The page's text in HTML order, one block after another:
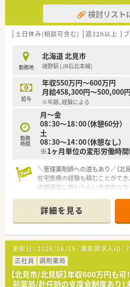
【企業紹介】
■市内に4店舗を運営する調剤薬
け薬剤師として活躍しませんか。
■将来的に管理薬剤師として活
ます。
■信頼と優しさをモットーに掲げ
るかかりつけ薬局を目指している
【このような方にオススメ】
■残業が少なく、ご家族との時間
切にしたい方
■手厚い住宅補助や転居費用のサ
しい環境でチャレンジしたい方
■ブランクがあって少し不安を感
ポートを受けながらもう一度頑張
合わせください！
検討リスト
土日休み(相談可含む) 週32h以上
勤務地
北海道 北見市
端野駅 (JR石北本線)
給与
年収550万円～600万円
月給458,300円～500,000円
※年齢、経験による
勤務
時間
月～金
08：30～18：00（休憩60分）
土
08：30～14：00（休憩なし）
※1ヶ月単位の変形労働時
＼管理薬剤師への道もあり／（北
在宅医療の経験も積むことがで
店舗運営に携わりたい意欲的な方
【店舗情報と応需状況について】
■最寄り駅の端野駅から車で6分
日の通勤にも便利な環境が整って
■内科や消化器科に加えて在宅
から40枚ほど応需している店舗で
■約1,200品目の医薬品を取り扱
様々なニーズにお応えできる体制
詳細を見る
更新日： 2026/08/05 薬剤師求人ID：
正社員
調剤薬局
【北見市/北見駅】年収600万円も
前薬局/赴任時の支度金制度あり！